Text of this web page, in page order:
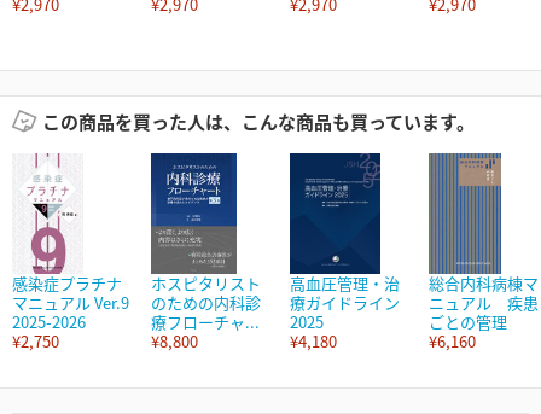
この商品を買った人は、こんな商品も買っています。
感染症プラチナ
マニュアル Ver.9
2025-2026
¥2,750
ホスピタリスト
のための内科診
療フローチャ...
¥8,800
高血圧管理・治
療ガイドライン
2025
¥4,180
総合内科病棟マ
ニュアル 疾患
ごとの管理
¥6,160